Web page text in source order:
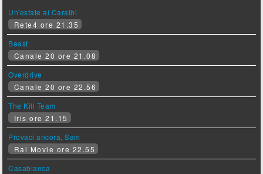
Un'estate ai Caraibi
Rete4 ore 21.35
Beast
Canale 20 ore 21.08
Overdrive
Canale 20 ore 22.56
The Kill Team
Iris ore 21.15
Provaci ancora, Sam
Rai Movie ore 22.55
Casablanca